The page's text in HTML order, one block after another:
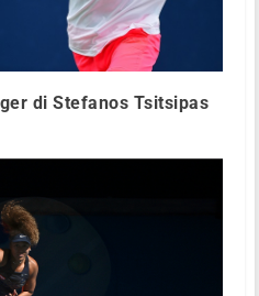
di Stefanos Tsitsipas